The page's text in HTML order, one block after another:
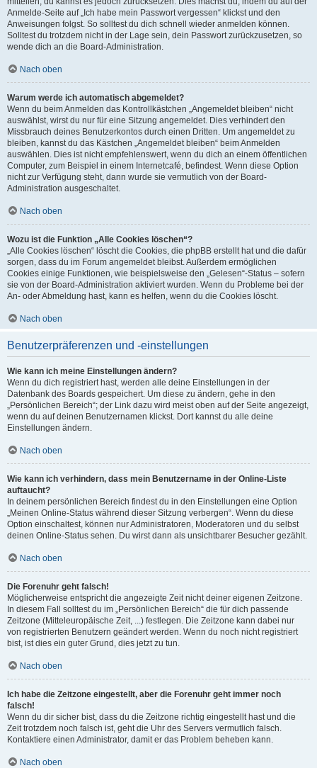
Anmelde-Seite auf „Ich habe mein Passwort vergessen“ klickst und den
Anweisungen folgst. So solltest du dich schnell wieder anmelden können.
Solltest du trotzdem nicht in der Lage sein, dein Passwort zurückzusetzen, so
wende dich an die Board-Administration.
Nach oben
Warum werde ich automatisch abgemeldet?
Wenn du beim Anmelden das Kontrollkästchen „Angemeldet bleiben“ nicht
auswählst, wirst du nur für eine Sitzung angemeldet. Dies verhindert den
Missbrauch deines Benutzerkontos durch einen Dritten. Um angemeldet zu
bleiben, kannst du das Kästchen „Angemeldet bleiben“ beim Anmelden
auswählen. Dies ist nicht empfehlenswert, wenn du dich an einem öffentlichen
Computer, zum Beispiel in einem Internetcafé, befindest. Wenn diese Option
nicht zur Verfügung steht, dann wurde sie vermutlich von der Board-
Administration ausgeschaltet.
Nach oben
Wozu ist die Funktion „Alle Cookies löschen“?
„Alle Cookies löschen“ löscht die Cookies, die phpBB erstellt hat und die dafür
sorgen, dass du im Forum angemeldet bleibst. Außerdem ermöglichen
Cookies einige Funktionen, wie beispielsweise den „Gelesen“-Status – sofern
sie von der Board-Administration aktiviert wurden. Wenn du Probleme bei der
An- oder Abmeldung hast, kann es helfen, wenn du die Cookies löscht.
Nach oben
Benutzerpräferenzen und -einstellungen
Wie kann ich meine Einstellungen ändern?
Wenn du dich registriert hast, werden alle deine Einstellungen in der
Datenbank des Boards gespeichert. Um diese zu ändern, gehe in den
„Persönlichen Bereich“; der Link dazu wird meist oben auf der Seite angezeigt,
wenn du auf deinen Benutzernamen klickst. Dort kannst du alle deine
Einstellungen ändern.
Nach oben
Wie kann ich verhindern, dass mein Benutzername in der Online-Liste
auftaucht?
In deinem persönlichen Bereich findest du in den Einstellungen eine Option
„Meinen Online-Status während dieser Sitzung verbergen“. Wenn du diese
Option einschaltest, können nur Administratoren, Moderatoren und du selbst
deinen Online-Status sehen. Du wirst dann als unsichtbarer Besucher gezählt.
Nach oben
Die Forenuhr geht falsch!
Möglicherweise entspricht die angezeigte Zeit nicht deiner eigenen Zeitzone.
In diesem Fall solltest du im „Persönlichen Bereich“ die für dich passende
Zeitzone (Mitteleuropäische Zeit, ...) festlegen. Die Zeitzone kann dabei nur
von registrierten Benutzern geändert werden. Wenn du noch nicht registriert
bist, ist dies ein guter Grund, dies jetzt zu tun.
Nach oben
Ich habe die Zeitzone eingestellt, aber die Forenuhr geht immer noch
falsch!
Wenn du dir sicher bist, dass du die Zeitzone richtig eingestellt hast und die
Zeit trotzdem noch falsch ist, geht die Uhr des Servers vermutlich falsch.
Kontaktiere einen Administrator, damit er das Problem beheben kann.
Nach oben